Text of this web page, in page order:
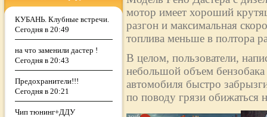
КУБАНЬ. Клубные встречи.
Сегодня в 20:49
на что заменили дастер !
Сегодня в 20:43
Предохранители!!!
Сегодня в 20:21
Чип тюнинг+ДДУ
мотор имеет хороший
разгон и максимальная
топлива меньше в полтора
В целом, пользователи,
небольшой объем бензобака
автомобиля быстро
по поводу грязи обижаться